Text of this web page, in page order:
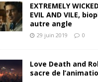
EXTREMELY
EVIL AND VILE,
autre angle
29 juin 2019 0
Love Death and
sacre de